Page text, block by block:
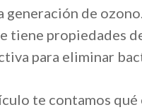
generación de
tiene propiedades
para eliminar
te contamos qué